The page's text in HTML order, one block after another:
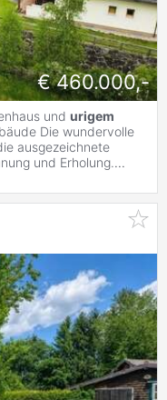
€ 460.000,-
und urigem
Die wundervolle
ausgezeichnete
und Erholung....